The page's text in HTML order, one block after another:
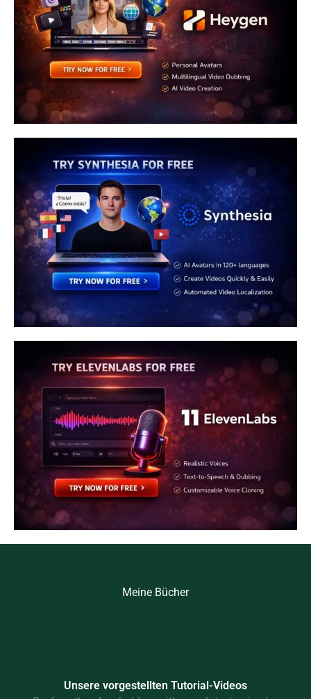
Meine Bücher
Unsere vorgestellten Tutorial-Videos